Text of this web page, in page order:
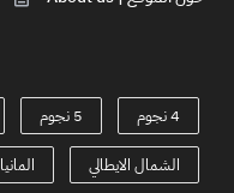
4 نجوم 5 نجوم
الشمال الايطالي المانيا